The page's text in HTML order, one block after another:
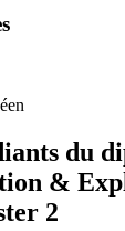
du
&
2